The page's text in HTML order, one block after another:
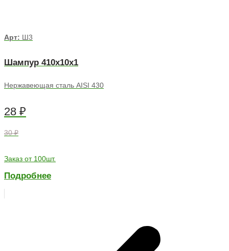
Арт: Ш3
Шампур 410х10х1
Нержавеющая сталь AISI 430
28 ₽
30 ₽
Заказ от 100шт.
Подробнее